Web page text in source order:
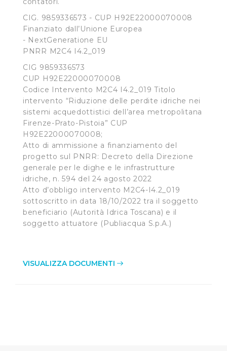
CIG. 9859336573 - CUP H92E22000070008
Finanziato dall’Unione Europea
- NextGeneratione EU
PNRR M2C4 I4.2_019
CIG 9859336573
CUP H92E22000070008
Codice Intervento M2C4 I4.2_019 Titolo
intervento “Riduzione delle perdite idriche nei
sistemi acquedottistici dell’area metropolitana
Firenze-Prato-Pistoia” CUP
H92E22000070008;
Atto di ammissione a finanziamento del
progetto sul PNRR: Decreto della Direzione
generale per le dighe e le infrastrutture
idriche, n. 594 del 24 agosto 2022
Atto d’obbligo intervento M2C4-I4.2_019
sottoscritto in data 18/10/2022 tra il soggetto
beneficiario (Autorità Idrica Toscana) e il
soggetto attuatore (Publiacqua S.p.A.)
VISUALIZZA DOCUMENTI